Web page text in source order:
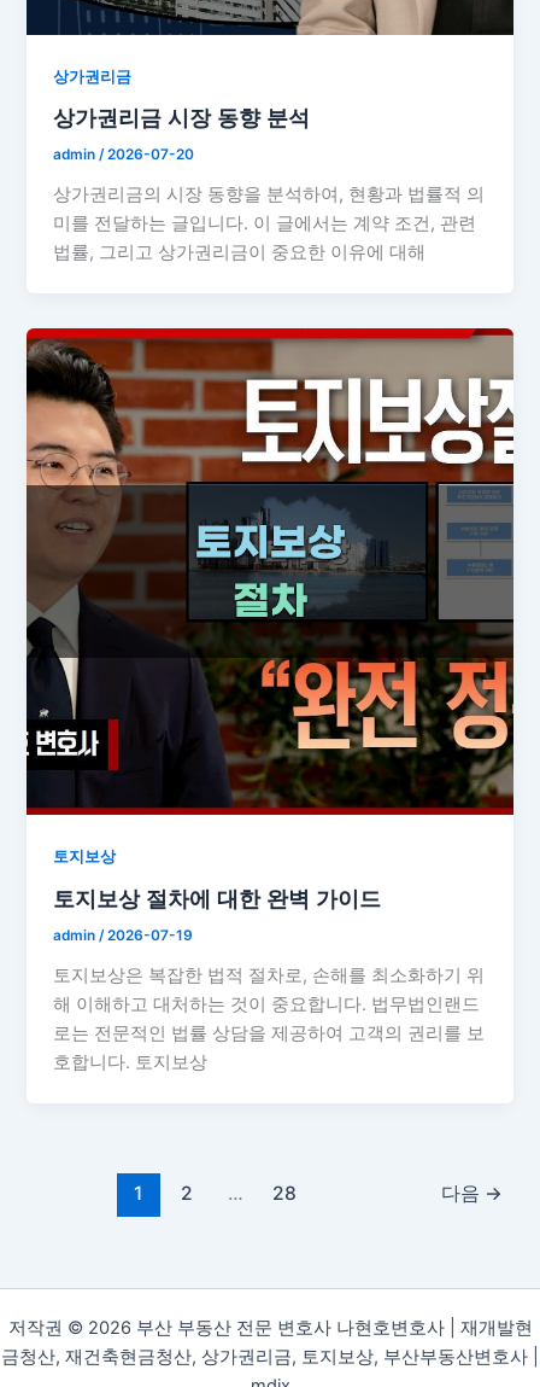
상가권리금
상가권리금 시장 동향 분석
admin/2026-07-20
상가권리금의 시장 동향을 분석하여, 현황과 법률적 의
미를 전달하는 글입니다. 이 글에서는 계약 조건, 관련
법률, 그리고 상가권리금이 중요한 이유에 대해
토지보상
토지보상 절차에 대한 완벽 가이드
admin/2026-07-19
토지보상은 복잡한 법적 절차로, 손해를 최소화하기 위
해 이해하고 대처하는 것이 중요합니다. 법무법인랜드
로는 전문적인 법률 상담을 제공하여 고객의 권리를 보
호합니다. 토지보상
1 2 … 28 다음 →
저작권 © 2026 부산 부동산 전문 변호사 나현호변호사 | 재개발현
금청산, 재건축현금청산, 상가권리금, 토지보상, 부산부동산변호사 |